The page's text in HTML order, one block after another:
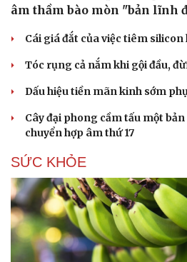
Sân khấu - Điện ảnh
Văn học
Di sản
âm thầm bào mòn "bản lĩnh
Cái giá đắt của việc tiêm
Tóc rụng cả nắm khi gội đầu,
Dấu hiệu tiền mãn kinh sớm
Cây đại phong cầm tấu một
chuyển hợp âm thứ 17
SỨC KHỎE